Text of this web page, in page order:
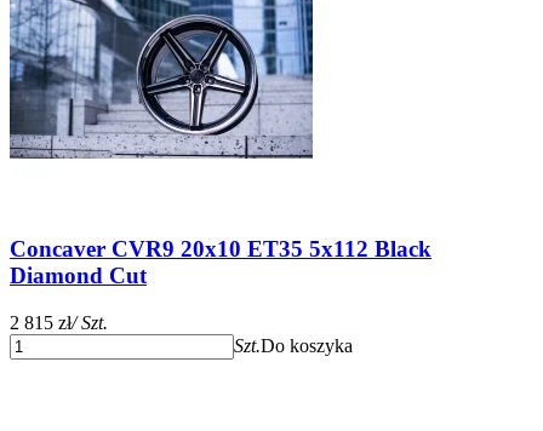
Concaver CVR9 20x10 ET35 5x112 Black
Diamond Cut
2 815 zł/ Szt.
Szt.Do koszyka